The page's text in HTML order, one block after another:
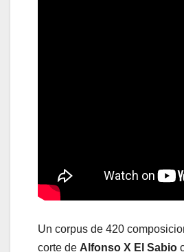
Un corpus de 420
corte de Alfonso X El Sabio